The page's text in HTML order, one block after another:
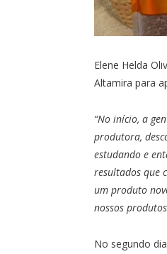
Elene Helda
Altamira para
“No início, a
produtora,
estudando e
resultados que
um produto
nossos
No segundo